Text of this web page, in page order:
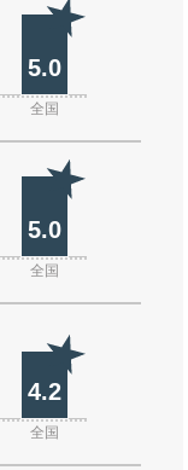
5.0
全国
5.0
全国
4.2
全国